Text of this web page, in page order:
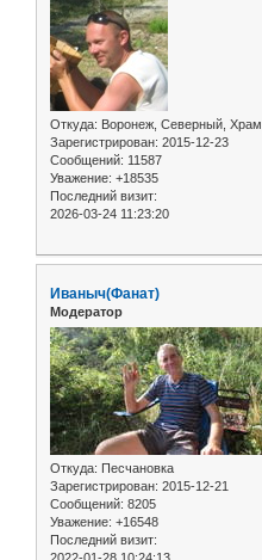
Откуда: Воронеж, Северный, Храм
Зарегистрирован: 2015-12-23
Сообщений: 11587
Уважение: +18535
Последний визит:
2026-03-24 11:23:20
Иваныч(Фанат)
Модератор
Откуда: Песчановка
Зарегистрирован: 2015-12-21
Сообщений: 8205
Уважение: +16548
Последний визит: